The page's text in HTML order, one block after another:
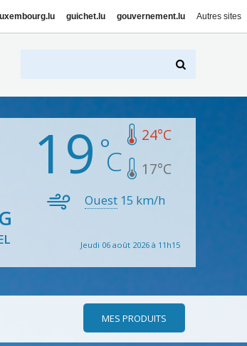
luxembourg.lu guichet.lu gouvernement.lu Autres sites
19 24°C
17°C
Ouest 15 km/h
Jeudi 06 août 2026 à 11h15
MES PRODUITS